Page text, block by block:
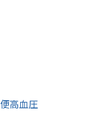
高血圧